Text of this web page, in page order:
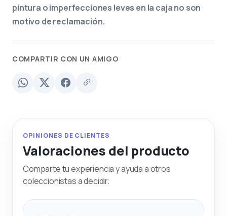
pintura o imperfecciones leves en la caja no son
motivo de reclamación.
COMPARTIR CON UN AMIGO
OPINIONES DE CLIENTES
Valoraciones del producto
Comparte tu experiencia y ayuda a otros
coleccionistas a decidir.